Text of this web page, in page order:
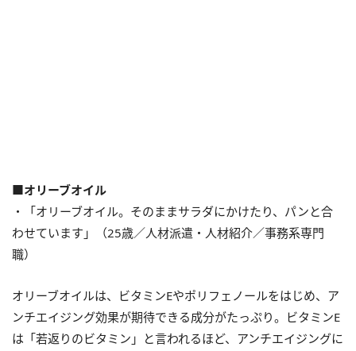
■オリーブオイル
・「オリーブオイル。そのままサラダにかけたり、パンと合
わせています」（25歳／人材派遣・人材紹介／事務系専門
職）
オリーブオイルは、ビタミンEやポリフェノールをはじめ、ア
ンチエイジング効果が期待できる成分がたっぷり。ビタミンE
は「若返りのビタミン」と言われるほど、アンチエイジングに